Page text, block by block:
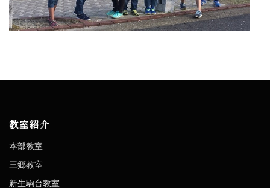
教室紹介
本部教室
三郷教室
新生駒台教室